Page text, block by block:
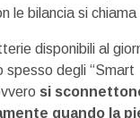
le bilancia si chiama
disponibili al
spesso degli “Smart
si
quando la